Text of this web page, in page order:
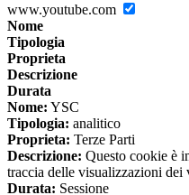
www.youtube.com
Nome
Tipologia
Proprieta
Descrizione
Durata
Nome: YSC
Tipologia: analitico
Proprieta: Terze Parti
Descrizione: Questo cookie è
traccia delle visualizzazioni dei
Durata: Sessione